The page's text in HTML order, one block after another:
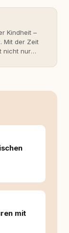
Kindheit –
Mit der Zeit
nicht nur
mit meinem
Verständnis
Aus dieser
– ein
Österreich
seinen
–
guttut.
mit